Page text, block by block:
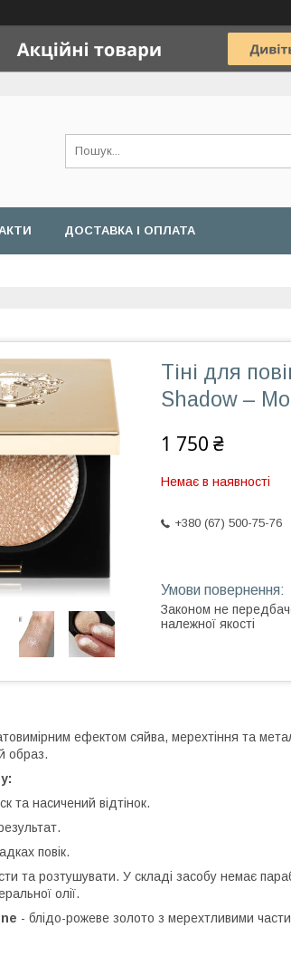
ДОСТАВКА І ОПЛАТА
Тіні для
Shadow –
1 750 ₴
Немає в наявності
+380 (67) 500-75-76
Законом не
належної якості
ефектом сяйва, мерехтіння та
образ.
та насичений відтінок.
повік.
та розтушувати. У складі засобу немає
олії.
- блідо-рожеве золото з мерехтливими